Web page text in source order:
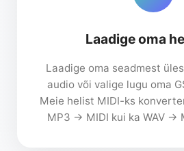
Laadige oma
Laadige oma seadmest
audio või valige lugu oma
Meie helist MIDI-ks
MP3 → MIDI kui ka WAV →